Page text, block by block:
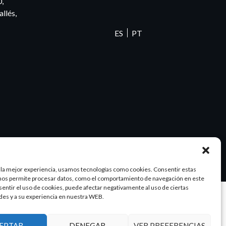
mejor experiencia, usamos tecnologías como cookies. Consentir estas
permite procesar datos, como el comportamiento de navegación en este
el uso de cookies, puede afectar negativamente al uso de ciertas
y a su experiencia en nuestra WEB.
ES PT